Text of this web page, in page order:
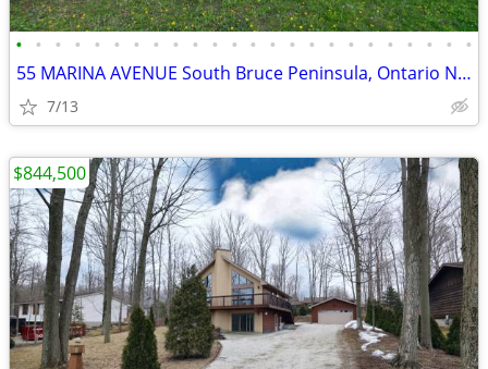
• • • • • • • • • • • • • • • • • • • • • • • •
55 MARINA AVENUE South Bruce Peninsula, Ontario N0H2G0
7/13
$844,500